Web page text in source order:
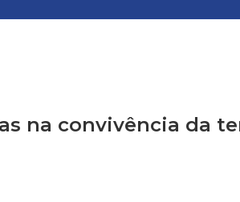
na convivência da